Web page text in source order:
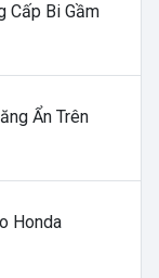
Cấp Bi Gầm
Ẩn Trên
Honda